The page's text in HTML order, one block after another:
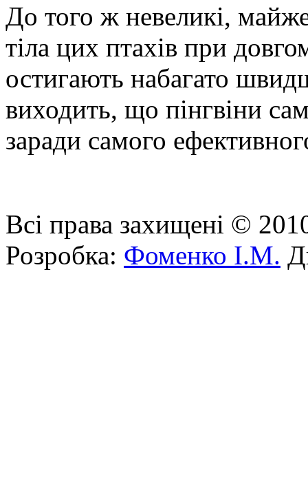
До того ж невеликі,
тіла цих птахів при
остигають набагато
виходить, що пінгвіни
заради самого
Всі права захищені ©
Розробка: Фоменко І.М.